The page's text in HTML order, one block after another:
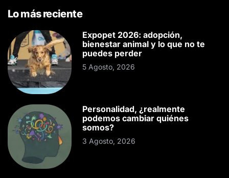
Lo más reciente
Expopet 2026: adopción,
bienestar animal y lo que no te
puedes perder
5 Agosto, 2026
Personalidad, ¿realmente
podemos cambiar quiénes
somos?
3 Agosto, 2026